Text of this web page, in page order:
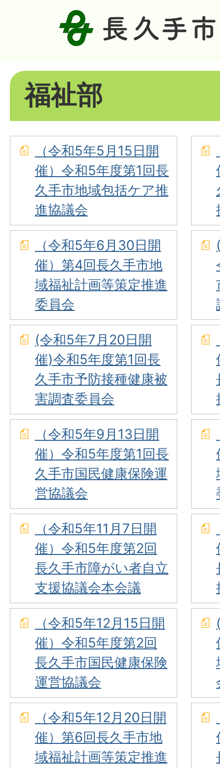
福祉部
（令和5年5月15日開
催）令和5年度第1回長
久手市地域包括ケア推
進協議会
（令和5年6月30日開
催）第4回長久手市地
域福祉計画等策定推進
委員会
(令和5年7月20日開
催)令和5年度第1回長
久手市予防接種健康被
害調査委員会
（令和5年9月13日開
催）令和5年度第1回長
久手市国民健康保険運
営協議会
（令和5年11月7日開
催）令和5年度第2回
長久手市障がい者自立
支援協議会本会議
（令和5年12月15日開
催）令和5年度第2回
長久手市国民健康保険
運営協議会
（令和5年12月20日開
催）第6回長久手市地
域福祉計画等策定推進